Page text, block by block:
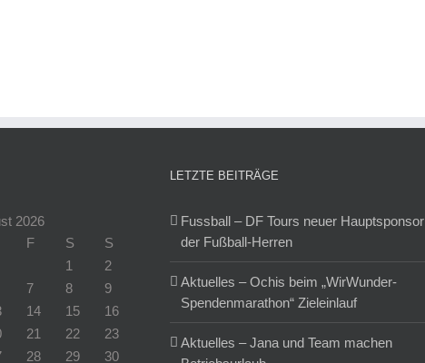
2026
F S
S
1
2
7 8
9
14 15
16
21 22
23
28 29 30
LETZTE BEITRÄGE
Fussball – DF Tours neuer Hauptsponsor
der Fußball-Herren
Aktuelles – Ochis beim „WirWunder-
Spendenmarathon“ Zieleinlauf
Aktuelles – Jana und Team machen